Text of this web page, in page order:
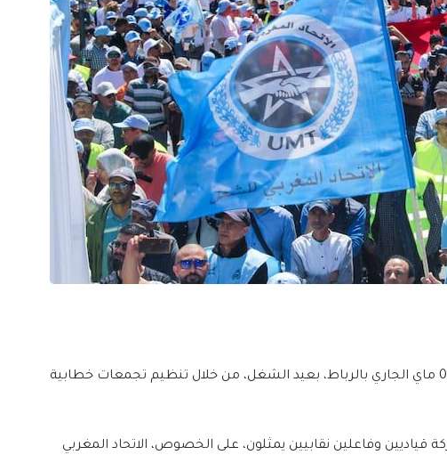
احتفت المركزيات النقابية، اليوم الخميس 01 ماي الجاري بالرباط، بعيد الشغل، من خلال تنظيم تجمعات خطابية
وفاعلين نقابيين يمثلون، على الخصوص، الاتحاد المغربي